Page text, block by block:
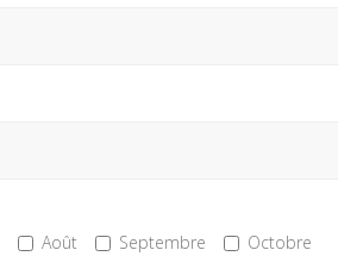
Août Septembre Octobre